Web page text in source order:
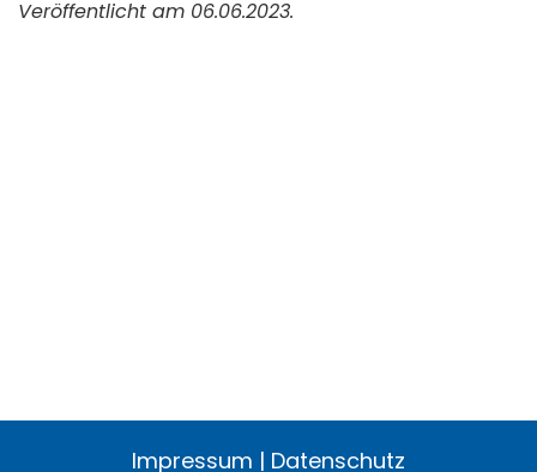
Veröffentlicht am 06.06.2023.
Impressum | Datenschutz